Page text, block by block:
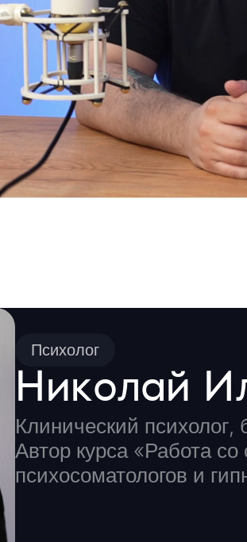
Психолог
Николай
Клинический
Автор курса «Работа
психосоматологов и